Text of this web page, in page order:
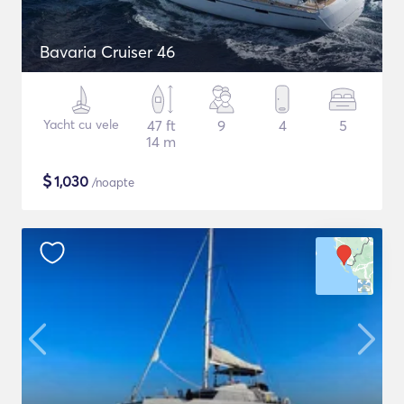
Bavaria Cruiser 46
Yacht cu vele
47 ft
14 m
9 4 5
$1,030 /noapte